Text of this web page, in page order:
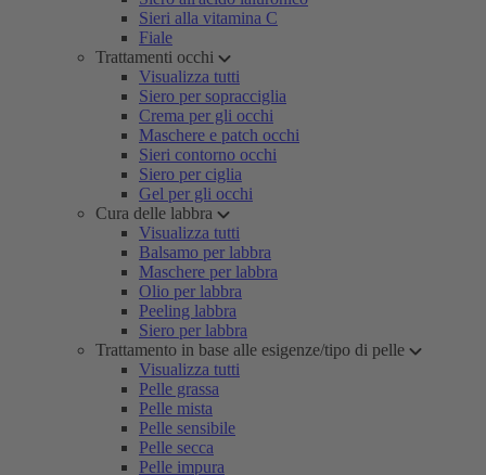
Sieri alla vitamina C
Fiale
Trattamenti occhi
Visualizza tutti
Siero per sopracciglia
Crema per gli occhi
Maschere e patch occhi
Sieri contorno occhi
Siero per ciglia
Gel per gli occhi
Cura delle labbra
Visualizza tutti
Balsamo per labbra
Maschere per labbra
Olio per labbra
Peeling labbra
Siero per labbra
Trattamento in base alle esigenze/tipo di pelle
Visualizza tutti
Pelle grassa
Pelle mista
Pelle sensibile
Pelle secca
Pelle impura